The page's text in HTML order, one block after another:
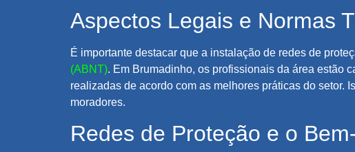
Aspectos Legais e Normas
É importante destacar que a instalação de redes de
(ABNT). Em Brumadinho, os profissionais da área estão
realizadas de acordo com as melhores práticas do setor.
moradores.
Redes de Proteção e o